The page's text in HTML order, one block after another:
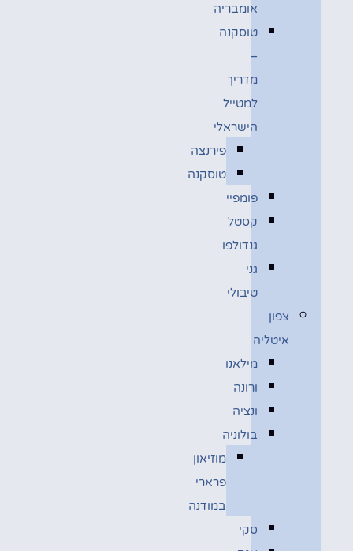
אומבריה
טוסקנה
–
מדריך
למטייל
הישראלי
פירנצה
טוסקנה
פומפיי
קסטל
גנדולפו
גני
טיבולי
צפון
איטליה
מילאנו
ורונה
ונציה
בולוניה
מוזיאון
פרארי
במודנה
סקי